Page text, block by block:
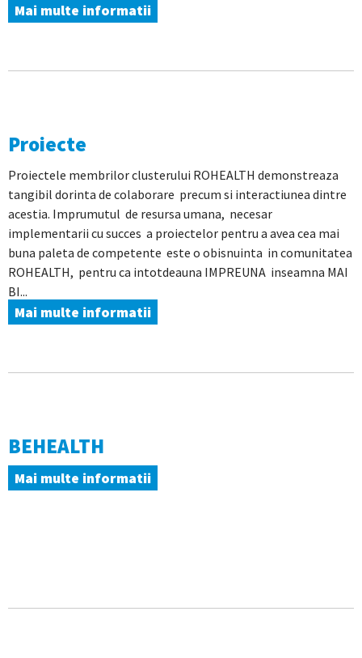
Mai multe informatii
Proiecte
Proiectele membrilor clusterului ROHEALTH demonstreaza
tangibil dorinta de colaborare precum si interactiunea dintre
acestia. Imprumutul de resursa umana, necesar
implementarii cu succes a proiectelor pentru a avea cea mai
buna paleta de competente este o obisnuinta in comunitatea
ROHEALTH, pentru ca intotdeauna IMPREUNA inseamna MAI
BI...
Mai multe informatii
BEHEALTH
Mai multe informatii